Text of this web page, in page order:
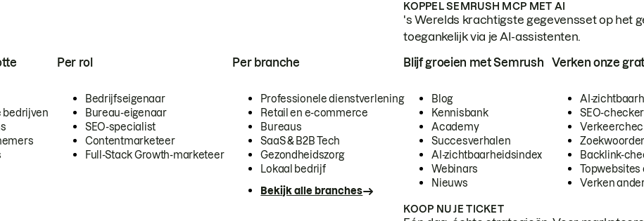
KOPPEL SEMRUSH MCP MET AI
's Werelds krachtigste gegevensset op het
toegankelijk via je AI-assistenten.
bedrijven
Per rol
Bedrijfseigenaar
Bureau-eigenaar
SEO-specialist
Contentmarketeer
Full-Stack Growth-marketeer
Per branche
Professionele dienstverlening
Retail en e-commerce
Bureaus
SaaS & B2B Tech
Gezondheidszorg
Lokaal bedrijf
Bekijk alle branches
Blijf groeien met Semrush
Blog
Kennisbank
Academy
Succesverhalen
AI-zichtbaarheidsindex
Webinars
Nieuws
Verken onze
AI-
SEO-checker
Backlink-
Topwebsites
Verken
KOOP NU JE TICKET